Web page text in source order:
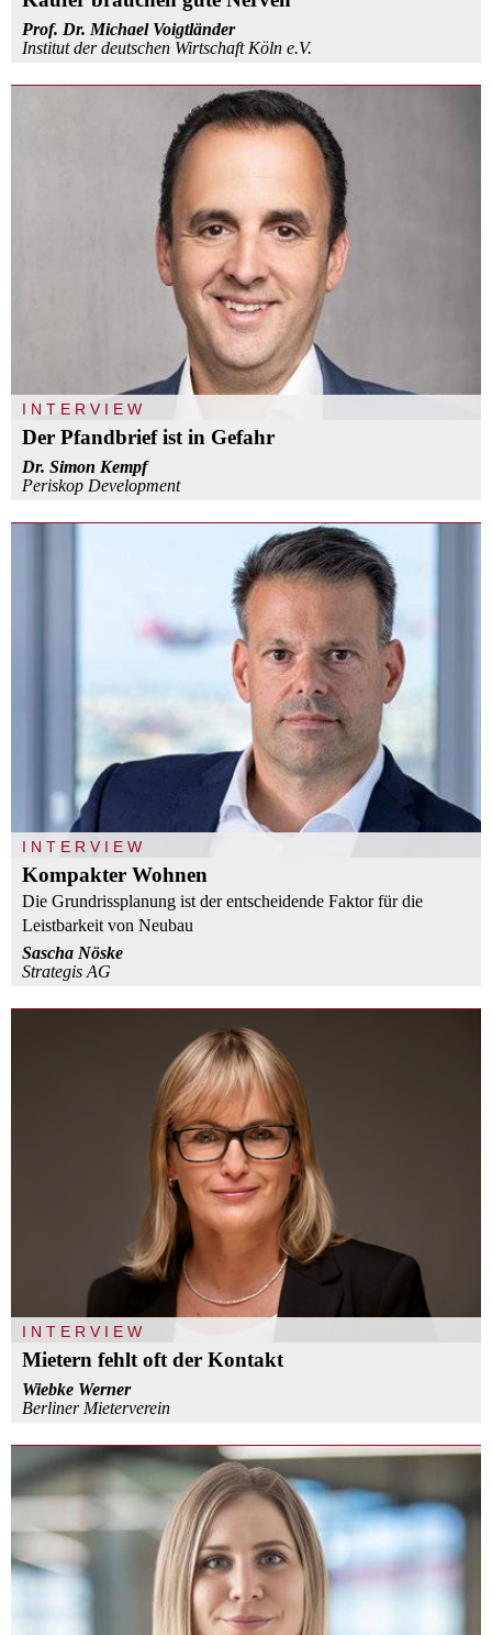
Prof. Dr. Michael Voigtländer
Institut der deutschen Wirtschaft Köln e.V.
INTERVIEW
Der Pfandbrief ist in Gefahr
Dr. Simon Kempf
Periskop Development
INTERVIEW
Kompakter Wohnen
Die Grundrissplanung ist der entscheidende Faktor für die
Leistbarkeit von Neubau
Sascha Nöske
Strategis AG
INTERVIEW
Mietern fehlt oft der Kontakt
Wiebke Werner
Berliner Mieterverein